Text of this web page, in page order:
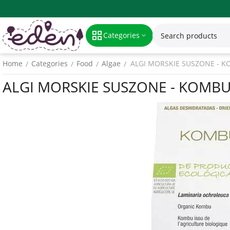
Categories
Home / Categories / Food / Algae / ALGI MORSKIE SUSZONE -
ALGI MORSKIE SUSZONE -